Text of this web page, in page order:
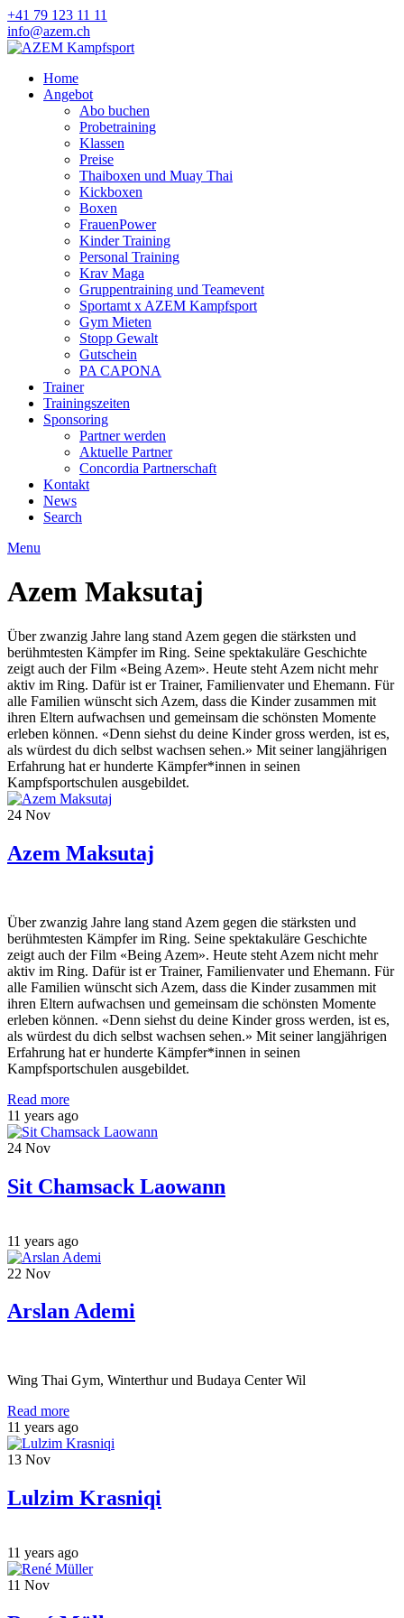
+41 79 123 11 11
info@azem.ch
Home
Angebot
Abo buchen
Probetraining
Klassen
Preise
Thaiboxen und Muay Thai
Kickboxen
Boxen
FrauenPower
Kinder Training
Personal Training
Krav Maga
Gruppentraining und Teamevent
Sportamt x AZEM Kampfsport
Gym Mieten
Stopp Gewalt
Gutschein
PA CAPONA
Trainer
Trainingszeiten
Sponsoring
Partner werden
Aktuelle Partner
Concordia Partnerschaft
Kontakt
News
Search
Menu
Azem Maksutaj
Über zwanzig Jahre lang stand Azem gegen die stärksten und
berühmtesten Kämpfer im Ring. Seine spektakuläre Geschichte
zeigt auch der Film «Being Azem». Heute steht Azem nicht mehr
aktiv im Ring. Dafür ist er Trainer, Familienvater und Ehemann. Für
alle Familien wünscht sich Azem, dass die Kinder zusammen mit
ihren Eltern aufwachsen und gemeinsam die schönsten Momente
erleben können. «Denn siehst du deine Kinder gross werden, ist es,
als würdest du dich selbst wachsen sehen.» Mit seiner langjährigen
Erfahrung hat er hunderte Kämpfer*innen in seinen
Kampfsportschulen ausgebildet.
24 Nov
Azem Maksutaj
Über zwanzig Jahre lang stand Azem gegen die stärksten und
berühmtesten Kämpfer im Ring. Seine spektakuläre Geschichte
zeigt auch der Film «Being Azem». Heute steht Azem nicht mehr
aktiv im Ring. Dafür ist er Trainer, Familienvater und Ehemann. Für
alle Familien wünscht sich Azem, dass die Kinder zusammen mit
ihren Eltern aufwachsen und gemeinsam die schönsten Momente
erleben können. «Denn siehst du deine Kinder gross werden, ist es,
als würdest du dich selbst wachsen sehen.» Mit seiner langjährigen
Erfahrung hat er hunderte Kämpfer*innen in seinen
Kampfsportschulen ausgebildet.
Read more
11 years ago
24 Nov
Sit Chamsack Laowann
11 years ago
22 Nov
Arslan Ademi
Wing Thai Gym, Winterthur und Budaya Center Wil
Read more
11 years ago
13 Nov
Lulzim Krasniqi
11 years ago
11 Nov